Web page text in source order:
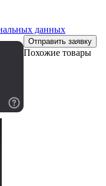
данных
Отправить заявку
Похожие товары